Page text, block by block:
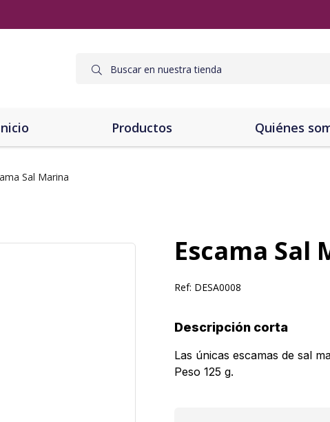
Productos Quiénes
Sal Marina
Escama Sal
Ref: DESA0008
Descripción corta
Las únicas escamas de sal
Peso 125 g.